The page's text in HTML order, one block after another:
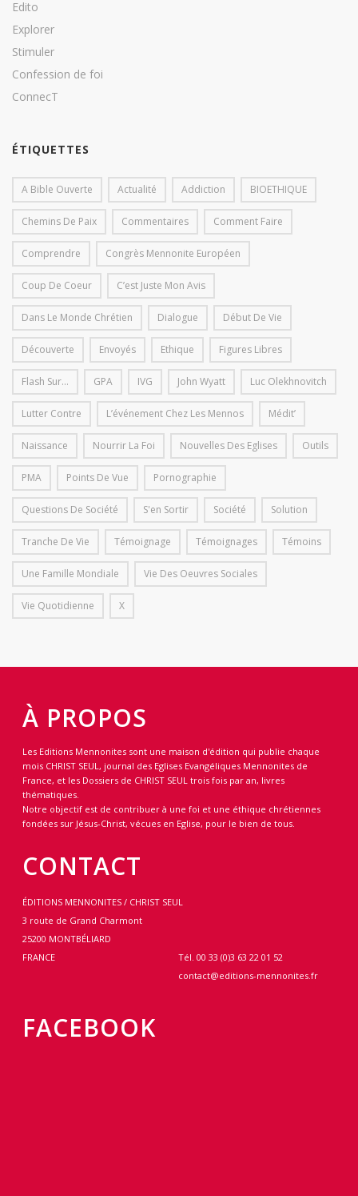
Edito
Explorer
Stimuler
Confession de foi
ConnecT
ÉTIQUETTES
A Bible Ouverte Actualité Addiction BIOETHIQUE
Chemins De Paix Commentaires Comment Faire
Comprendre Congrès Mennonite Européen
Coup De Coeur C’est Juste Mon Avis
Dans Le Monde Chrétien Dialogue Début De Vie
Découverte Envoyés Ethique Figures Libres
Flash Sur... GPA IVG John Wyatt Luc Olekhnovitch
Lutter Contre L’événement Chez Les Mennos Médit’
Naissance Nourrir La Foi Nouvelles Des Eglises Outils
PMA Points De Vue Pornographie
Questions De Société S'en Sortir Société Solution
Tranche De Vie Témoignage Témoignages Témoins
Une Famille Mondiale Vie Des Oeuvres Sociales
Vie Quotidienne X
À PROPOS
Les Editions Mennonites sont une maison d'édition qui publie chaque
mois CHRIST SEUL, journal des Eglises Evangéliques Mennonites de
France, et les Dossiers de CHRIST SEUL trois fois par an, livres
thématiques.
Notre objectif est de contribuer à une foi et une éthique chrétiennes
fondées sur Jésus-Christ, vécues en Eglise, pour le bien de tous.
CONTACT
ÉDITIONS MENNONITES / CHRIST SEUL
3 route de Grand Charmont
25200 MONTBÉLIARD
FRANCE
Tél. 00 33 (0)3 63 22 01 52
contact@editions-mennonites.fr
FACEBOOK